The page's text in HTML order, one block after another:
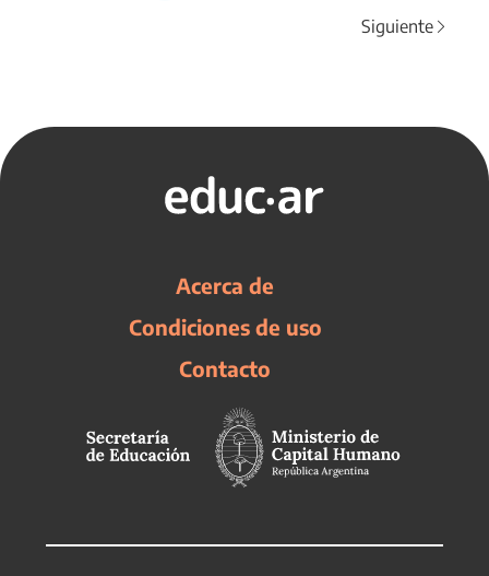
Siguiente
Acerca de
Condiciones de uso
Contacto